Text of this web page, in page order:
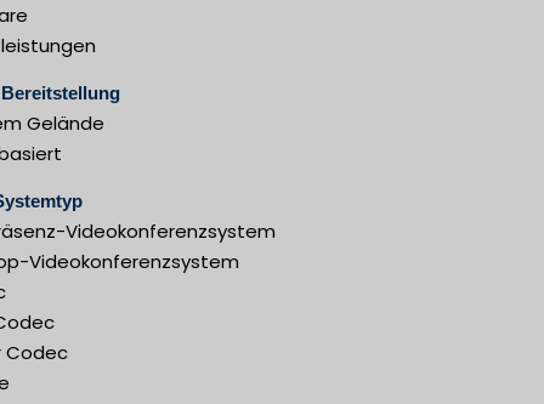
Gelände
Videokonferenzsystem
Videokonferenzsystem
Codec